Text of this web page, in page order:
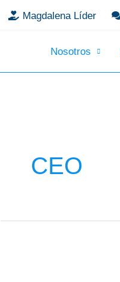
Magdalena Líder
Nosotros
CEO